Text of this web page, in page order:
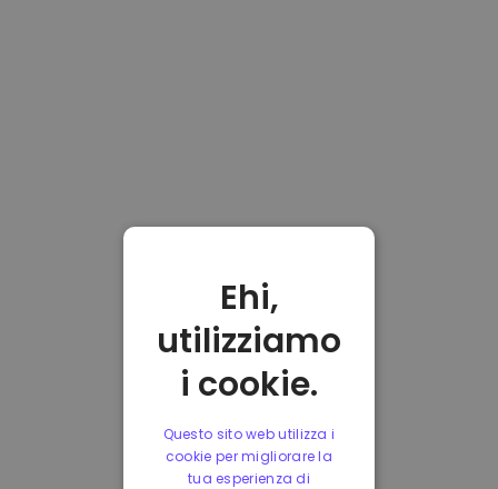
Ehi,
utilizziamo
i cookie.
Questo sito web utilizza i
cookie per migliorare la
tua esperienza di